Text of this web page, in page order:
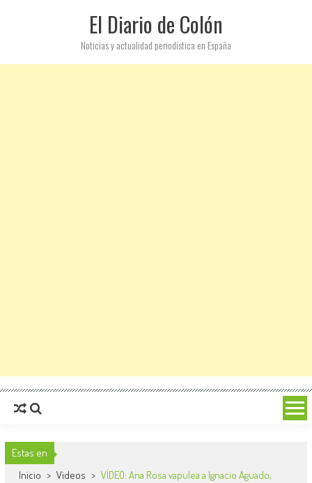
El Diario de Colón
Noticias y actualidad periodística en España
Estas en
Inicio > Videos > VÍDEO: Ana Rosa vapulea a Ignacio Aguado,